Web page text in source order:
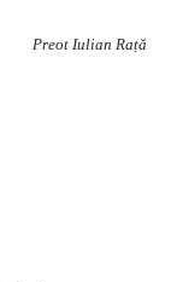
Preot Iulian Rață